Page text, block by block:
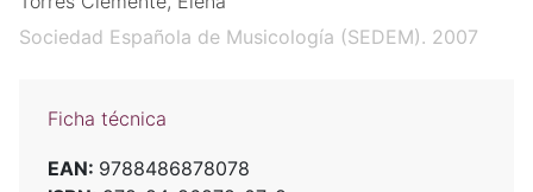
Sociedad Española de Musicología (SEDEM). 2007
Ficha técnica
EAN: 9788486878078